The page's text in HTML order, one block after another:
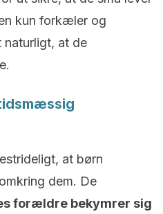
kun forkæler og
naturligt, at de
at børn
dem. De
forældre bekymrer sig